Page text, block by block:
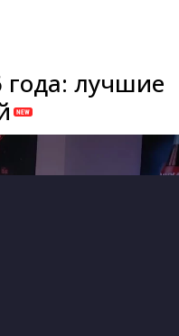
года: лучшие